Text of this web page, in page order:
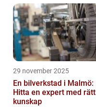
29 november 2025
En bilverkstad i Malmö:
Hitta en expert med rätt
kunskap